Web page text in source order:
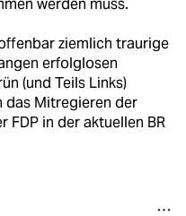
werden muss.
ziemlich traurige
erfolglosen
(und Teils Links)
das Mitregieren der
FDP in der aktuellen BR